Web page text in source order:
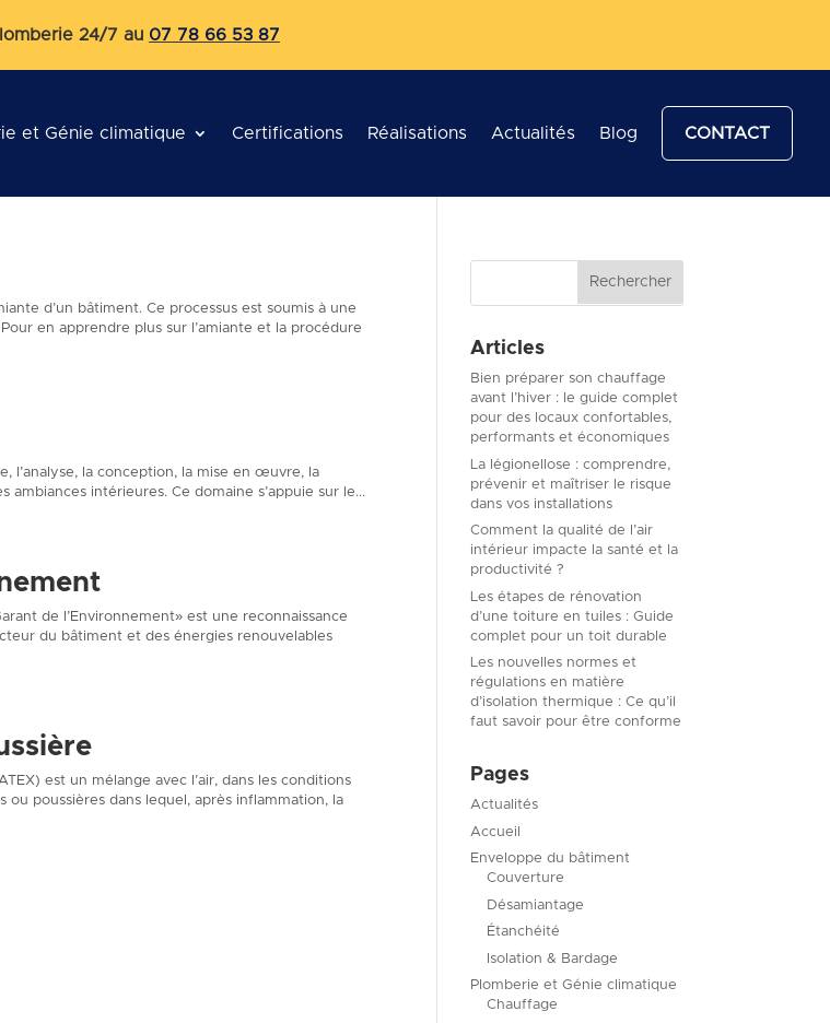
24/7 au 07 78 66 53 87
et Génie climatique Certifications Réalisations Actualités Blog CONTACT
d’un bâtiment. Ce processus est soumis à une
en apprendre plus sur l’amiante et la procédure
l’analyse, la conception, la mise en œuvre, la
intérieures. Ce domaine s’appuie sur le...
de l’Environnement» est une reconnaissance
du bâtiment et des énergies renouvelables
est un mélange avec l’air, dans les conditions
ou poussières dans lequel, après inflammation, la
Articles
Bien préparer son chauffage
avant l’hiver : le guide complet
pour des locaux confortables,
performants et économiques
La légionellose : comprendre,
prévenir et maîtriser le risque
dans vos installations
Comment la qualité de l’air
intérieur impacte la santé et la
productivité ?
Les étapes de rénovation
d’une toiture en tuiles : Guide
complet pour un toit durable
Les nouvelles normes et
régulations en matière
d’isolation thermique : Ce qu’il
faut savoir pour être conforme
Pages
Actualités
Accueil
Enveloppe du bâtiment
Couverture
Désamiantage
Étanchéité
Isolation & Bardage
Plomberie et Génie climatique
Chauffage